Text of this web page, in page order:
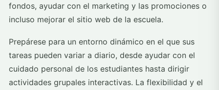
fondos, ayudar con el marketing y las promociones o
incluso mejorar el sitio web de la escuela.
Prepárese para un entorno dinámico en el que sus
tareas pueden variar a diario, desde ayudar con el
cuidado personal de los estudiantes hasta dirigir
actividades grupales interactivas. La flexibilidad y el